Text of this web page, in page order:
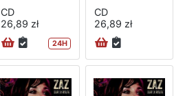
CD
26,89 zł
24H
CD
26,89 zł